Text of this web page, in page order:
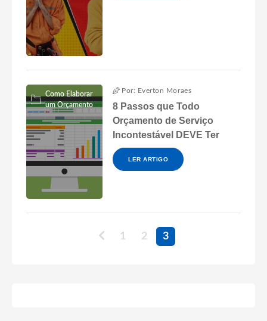
Como Elaborar
um Orçamento
Por: Everton Moraes
8 Passos que Todo
Orçamento de Serviço
Incontestável DEVE Ter
LER ARTIGO
1 2 3